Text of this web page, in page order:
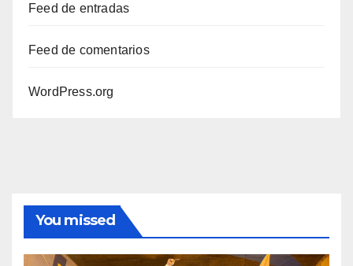
Feed de entradas
Feed de comentarios
WordPress.org
You missed